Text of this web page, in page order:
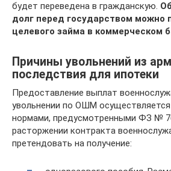
будет переведена в гражданскую.
долг перед государством можно
целевого займа в коммерческом
Причины увольнений из
последствия для ипотеки
Предоставление выплат
увольнении по ОШМ
нормами, предусмотренными ФЗ №
расторжении контракта
претендовать на получение: